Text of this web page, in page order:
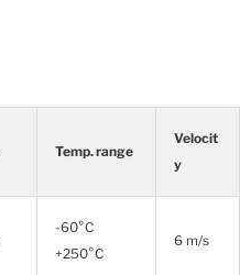
Temp. range
Velocit
y
-60°C
+250°C
6 m/s